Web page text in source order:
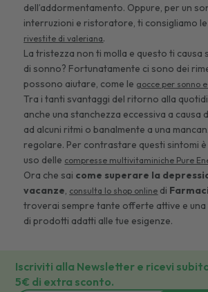
dell’addormentamento. Oppure, per un
interruzioni e ristoratore, ti consigliamo le
rivestite di valeriana.
La tristezza non ti molla e questo ti causa
di sonno? Fortunatamente ci sono dei
possono aiutare, come le gocce per sonno
Tra i tanti svantaggi del ritorno alla
anche una stanchezza eccessiva a causa
ad alcuni ritmi o banalmente a una
regolare. Per contrastare questi sintomi
uso delle compresse multivitaminiche Pure
Ora che sai come superare la
vacanze, consulta lo shop online di
troverai sempre tante offerte attive e una
di prodotti adatti alle tue esigenze.
Iscriviti alla Newsletter e ricevi
5€ di extra sconto.